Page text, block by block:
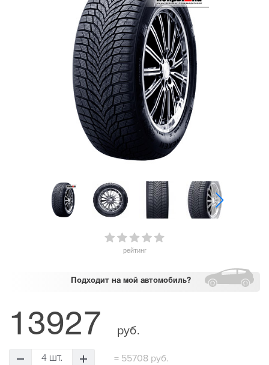
рейтинг
Подходит на мой автомобиль?
13927 руб.
4 шт. = 55708 руб.